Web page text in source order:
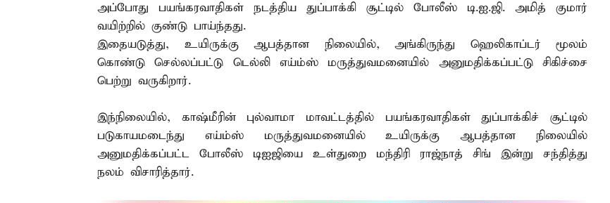
அப்போது பயங்கரவாதிகள் நடத்திய துப்பாக்கி சூட்டில் போலீஸ் டி.ஐ.ஜி. அமித் குமார்
வயிற்றில் குண்டு பாய்ந்தது.
இதையடுத்து, உயிருக்கு ஆபத்தான நிலையில், அங்கிருந்து ஹெலிகாப்டர் மூலம்
கொண்டு செல்லப்பட்டு டெல்லி எய்ம்ஸ் மருத்துவமனையில் அனுமதிக்கப்பட்டு சிகிச்சை
பெற்று வருகிறார்.
இந்நிலையில், காஷ்மீரின் புல்வாமா மாவட்டத்தில் பயங்கரவாதிகள் துப்பாக்கிச் சூட்டில்
படுகாயமடைந்து எய்ம்ஸ் மருத்துவமனையில் உயிருக்கு ஆபத்தான நிலையில்
அனுமதிக்கப்பட்ட போலீஸ் டிஐஜியை உள்துறை மந்திரி ராஜ்நாத் சிங் இன்று சந்தித்து
நலம் விசாரித்தார்.